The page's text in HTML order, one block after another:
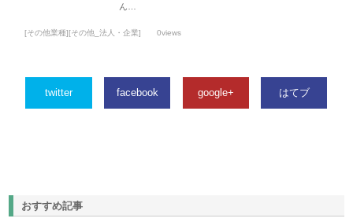
ん…
[その他業種][その他_法人・企業] 0views
twitter facebook google+ はてブ
おすすめ記事